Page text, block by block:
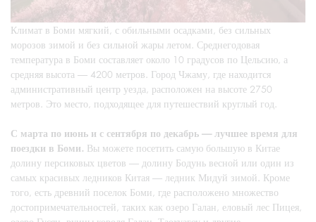
Климат в Боми мягкий, с обильными осадками, без сильных
морозов зимой и без сильной жары летом. Среднегодовая
температура в Боми составляет около 10 градусов по Цельсию, а
средняя высота — 4200 метров. Город Чжаму, где находится
административный центр уезда, расположен на высоте 2750
метров. Это место, подходящее для путешествий круглый год.
С марта по июнь и с сентября по декабрь — лучшее время для
поездки в Боми. Вы можете посетить самую большую в Китае
долину персиковых цветов — долину Бодунь весной или один из
самых красивых ледников Китая — ледник Мидуй зимой. Кроме
того, есть древний поселок Боми, где расположено множество
достопримечательностей, таких как озеро Галан, еловый лес Пицея,